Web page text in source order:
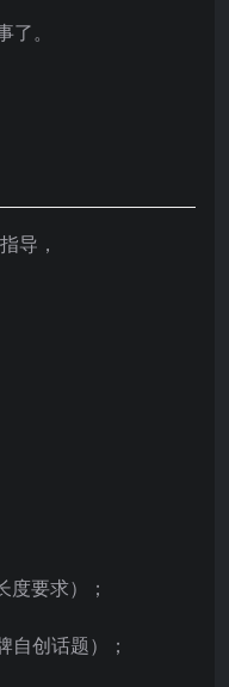
。
导，
要求）；
自创话题）；